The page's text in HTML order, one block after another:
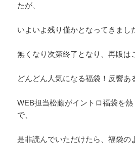
たが、
いよいよ残り僅かとなってきまし
無くなり次第終了となり、再販は
どんどん人気になる福袋！反響あ
WEB担当松藤がイントロ福袋を
で、
是非読んでいただけたら、福袋の